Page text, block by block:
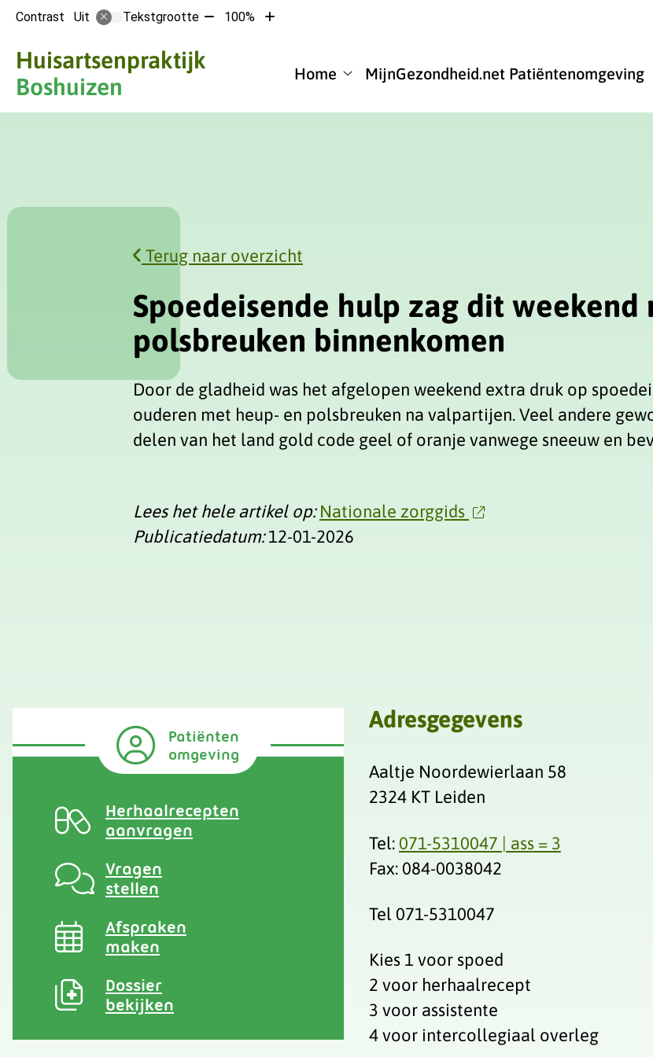
Contrast Uit Tekstgrootte Tekst
10%
100%
Tekst
Huisartsenpraktijk
Boshuizen
Home MijnGezondheid.net Patiëntenomgeving
Terug naar overzicht
Spoedeisende hulp zag dit weekend
polsbreuken binnenkomen
Door de gladheid was het afgelopen weekend extra druk op
ouderen met heup- en polsbreuken na valpartijen. Veel andere
delen van het land gold code geel of oranje vanwege sneeuw en
Lees het hele artikel op: Nationale zorggids
Publicatiedatum:12-01-2026
Patiënten
omgeving
Herhaalrecepten
aanvragen
Vragen
stellen
Afspraken
maken
Dossier
bekijken
Adresgegevens
Aaltje Noordewierlaan 58
2324 KT Leiden
Tel:071-5310047 | ass = 3
Fax: 084-0038042‬
Tel 071-5310047
Kies 1 voor spoed
2 voor herhaalrecept
3 voor assistente
4 voor intercollegiaal overleg